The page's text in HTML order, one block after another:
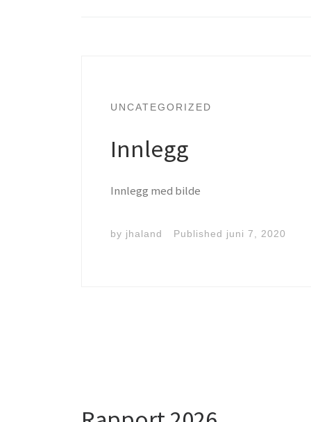
UNCATEGORIZED
Innlegg
Innlegg med bilde
by jhaland Published juni 7, 2020